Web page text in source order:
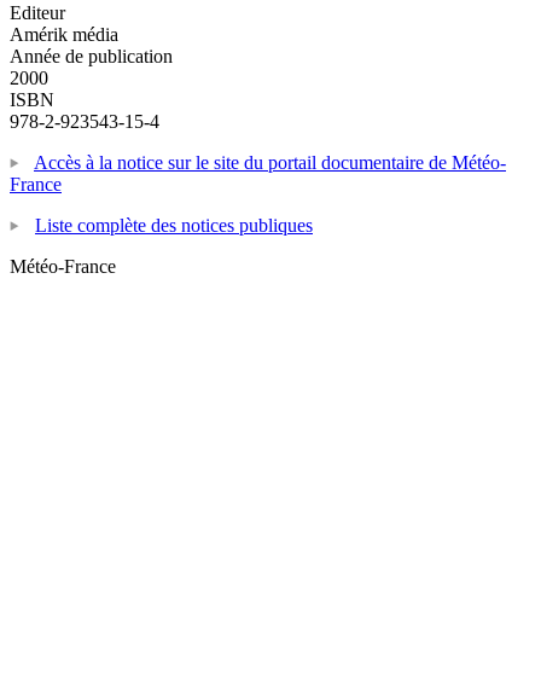
Editeur
Amérik média
Année de publication
2000
ISBN
978-2-923543-15-4
Accès à la notice sur le site du portail documentaire de Météo-
France
Liste complète des notices publiques
Météo-France